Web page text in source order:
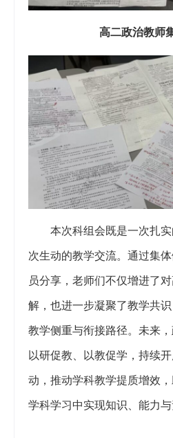
高二政治教师
本次科组会既是一次扎实
次生动的教学交流。通过集
员分享，老师们不仅增进了
解，也进一步凝聚了教学共
教学侧重与衔接路径。未来
以研促教、以教促学，持续
动，推动学科教学提质增效
学科学习中实现知识、能力与